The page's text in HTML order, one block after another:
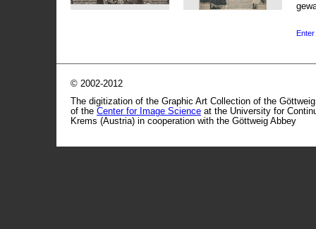
© 2002-2012
The digitization of the Graphic Art Collection of the
of the Center for Image Science at the University for
Krems (Austria) in cooperation with the Göttweig Abbey